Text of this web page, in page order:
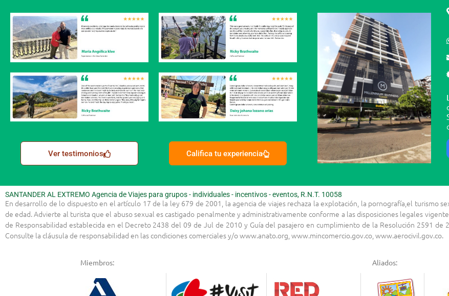
Ver testimonios Califica tu experiencia
SANTANDER AL EXTREMO Agencia de Viajes para grupos - individuales - incentivos - eventos, R.N.T. 10058
En desarrollo de lo dispuesto en el artículo 17 de la ley 679 de 2001, la agencia de viajes rechaza la explotación, la pornografía,el turismo
de edad. Advierte al turista que el abuso sexual es castigado penalmente y administrativamente conforme a las disposiciones legales
de Responsabilidad establecida en el Decreto 2438 del 09 de Jul de 2010 y Guía del pasajero en cumplimiento de la Resolución 2591 de
Consulte la cláusula de responsabilidad en las condiciones comerciales y/o www.anato.org, www.mincomercio.gov.co, www.aerocivil.gov.co.
Miembros: Aliados: